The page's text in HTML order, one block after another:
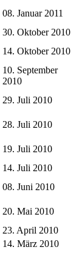
08. Januar 2011
30. Oktober 2010
14. Oktober 2010
10. September
2010
29. Juli 2010
28. Juli 2010
19. Juli 2010
14. Juli 2010
08. Juni 2010
20. Mai 2010
23. April 2010
14. März 2010